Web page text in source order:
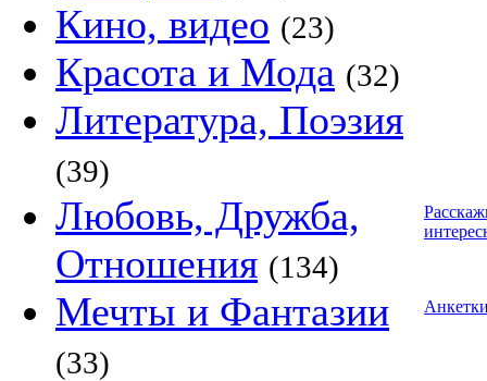
Кино, видео (23)
Красота и Мода (32)
Литература, Поэзия
(39)
Любовь, Дружба,
Отношения (134)
Мечты и Фантазии
(33)